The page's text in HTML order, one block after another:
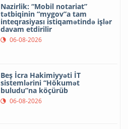
Nazirlik: “Mobil notariat”
tətbiqinin “mygov”a tam
inteqrasiyası istiqamətində işlər
davam etdirilir
06-08-2026
Beş İcra Hakimiyyəti İT
sistemlərini “Hökumət
buludu”na köçürüb
06-08-2026